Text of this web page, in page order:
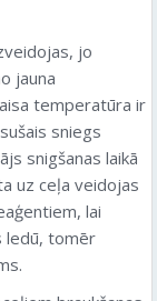
jo
jauna
temperatūra ir
sniegs
snigšanas laikā
uz ceļa veidojas
lai
ledū, tomēr